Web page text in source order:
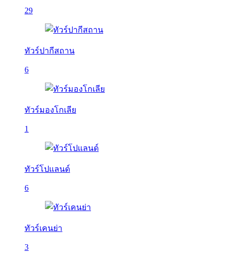
29
ทัวร์ปากีสถาน
6
ทัวร์มองโกเลีย
1
ทัวร์โปแลนด์
6
ทัวร์เคนย่า
3